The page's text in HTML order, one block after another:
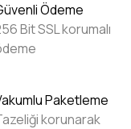
Ödeme
Bit SSL korumalı
Paketleme
korunarak